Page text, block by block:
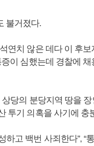
불거졌다.
연치 않은 데다 이 후보
이 심했는데 경찰에
당의 분당지역 땅을 장
투기 의혹을 사기에 충
고 백번 사죄한다”, “